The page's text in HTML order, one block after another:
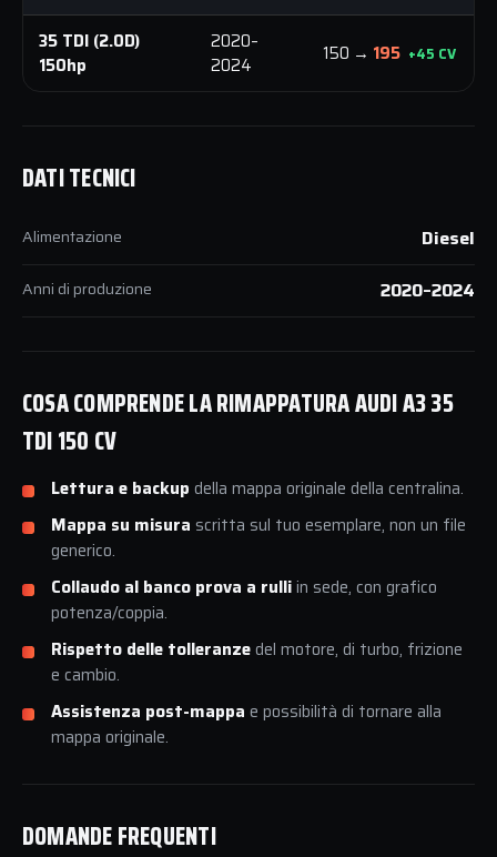
35 TDI (2.0D)
150hp
2020–
2024
150 → 195 +45 CV
DATI TECNICI
Alimentazione Diesel
Anni di produzione 2020–2024
COSA COMPRENDE LA RIMAPPATURA AUDI A3 35
TDI 150 CV
Lettura e backup della mappa originale della centralina.
Mappa su misura scritta sul tuo esemplare, non un file
generico.
Collaudo al banco prova a rulliin sede, con grafico
potenza/coppia.
Rispetto delle tolleranzedel motore, di turbo, frizione
e cambio.
Assistenza post-mappa e possibilità di tornare alla
mappa originale.
DOMANDE FREQUENTI